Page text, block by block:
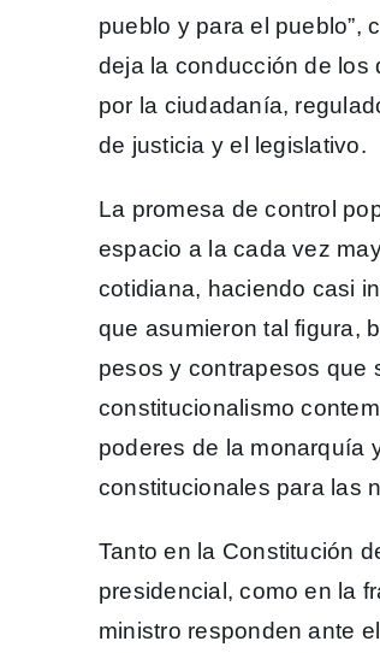
pueblo y para el pueblo”,
deja la conducción de los
por la ciudadanía,
de justicia y el legislativo.
La promesa de control
espacio a la cada vez
cotidiana, haciendo casi
que asumieron tal figura,
pesos y contrapesos que
constitucionalismo
poderes de la monarquía
constitucionales para las
Tanto en la Constitución
presidencial, como en la
ministro responden ante